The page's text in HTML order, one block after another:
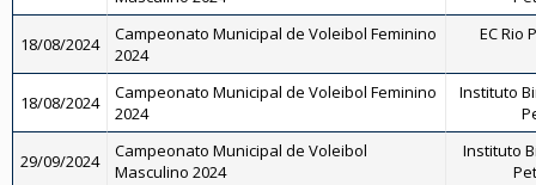
18/08/2024
Campeonato Municipal de Voleibol Feminino
2024
EC Rio
18/08/2024
Campeonato Municipal de Voleibol Feminino
2024
Instituto
29/09/2024
Campeonato Municipal de Voleibol
Masculino 2024
Instituto